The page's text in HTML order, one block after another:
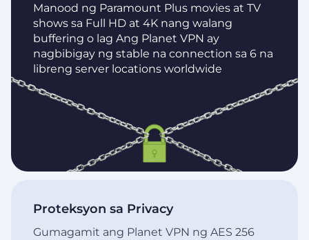
Manood ng Paramount Plus movies at TV
shows sa Full HD at 4K nang walang
buffering o lag Ang Planet VPN ay
nagbibigay ng stable na connection sa 6 na
libreng server locations worldwide
Proteksyon sa Privacy
Gumagamit ang Planet VPN ng AES 256